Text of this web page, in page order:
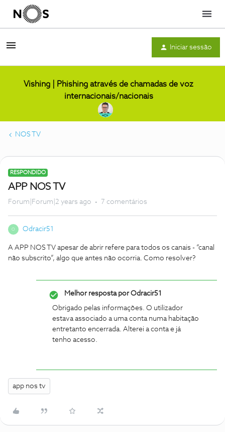
Menu
Iniciar sessão
Vishing | Phishing através de chamadas de voz
internacionais/nacionais
NOS TV
RESPONDIDO
APP NOS TV
Forum|Forum|2 years ago 7 comentários
O Odracir51
A APP NOS TV apesar de abrir refere para todos os canais - “canal
não subscrito”, algo que antes não ocorria. Como resolver?
Melhor resposta porOdracir51
Obrigado pelas informações. O utilizador
estava associado a uma conta numa habitação
entretanto encerrada. Alterei a conta e já
tenho acesso.
app nos tv